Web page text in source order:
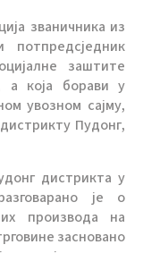
званичника из
потпредсједник
заштите
а која борави у
увозном сајму,
Пудонг,
дистрикта у
је о
производа на
засновано